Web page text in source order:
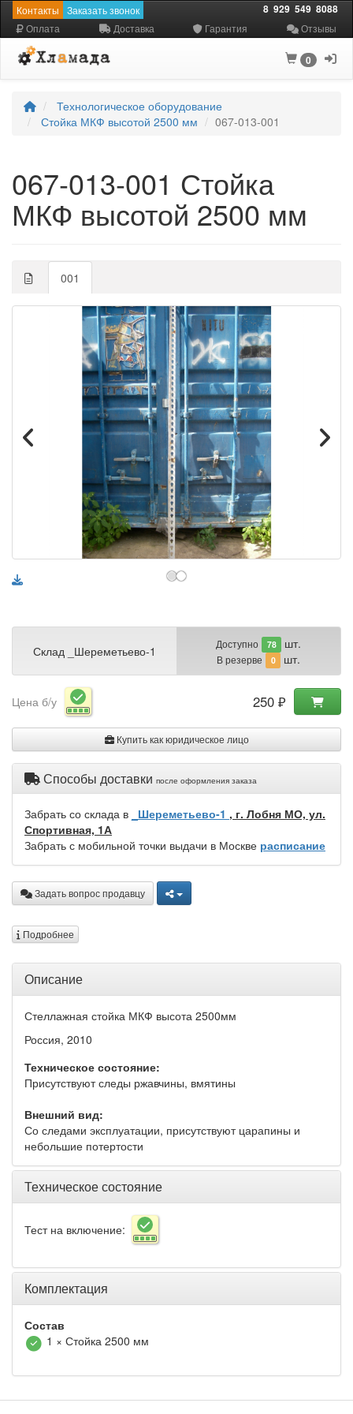
Контакты Заказать звонок 8 929 549 8088
Оплата Доставка Гарантия Отзывы
0
Технологическое оборудование
Стойка МКФ высотой 2500 мм
067-013-001
067-013-001 Стойка
МКФ высотой 2500 мм
001
Склад _Шереметьево-1 Доступно 78 шт.
В резерве 0 шт.
Цена б/у 250 ₽
Купить как юридическое лицо
Способы доставки после оформления заказа
Забрать со склада в _Шереметьево-1 , г. Лобня МО, ул.
Спортивная, 1А
Забрать с мобильной точки выдачи в Москве расписание
Задать вопрос продавцу
Подробнее
Описание
Стеллажная стойка МКФ высота 2500мм
Россия, 2010
Техническое состояние:
Присутствуют следы ржавчины, вмятины
Внешний вид:
Со следами эксплуатации, присутствуют царапины и
небольшие потертости
Техническое состояние
Тест на включение:
Комплектация
Состав
1 × Стойка 2500 мм